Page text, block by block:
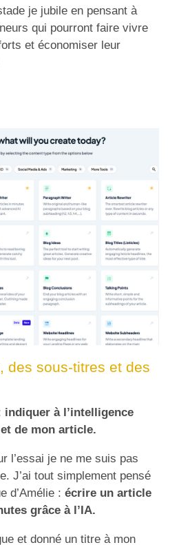
je jubile en pensant à
qui pourront faire vivre
et économiser leur
des sous-titres et des
indiquer à l’intelligence
de mon article.
l’essai je ne me suis pas
J’ai tout simplement pensé
d’Amélie : écrire un article
grâce à l’IA.
et donné un titre à mon